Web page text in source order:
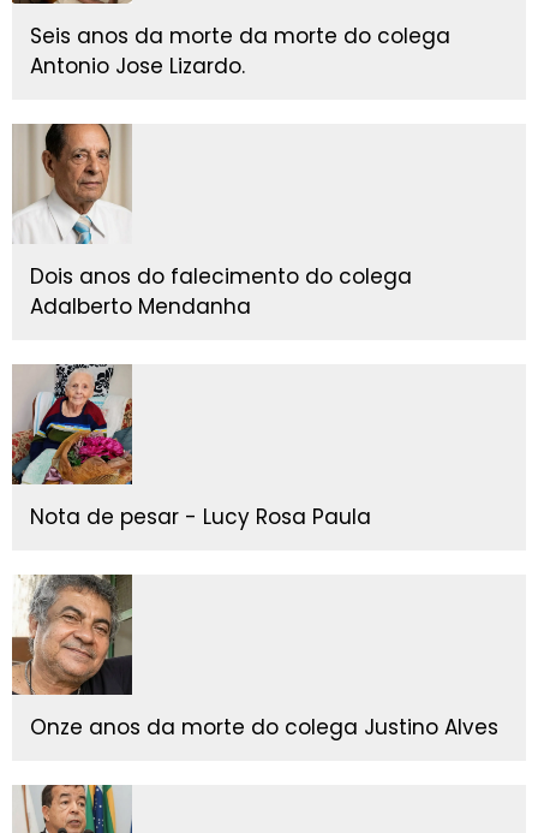
Seis anos da morte da morte do colega
Antonio Jose Lizardo.
Dois anos do falecimento do colega
Adalberto Mendanha
Nota de pesar - Lucy Rosa Paula
Onze anos da morte do colega Justino Alves